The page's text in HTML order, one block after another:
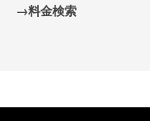
→料金検索